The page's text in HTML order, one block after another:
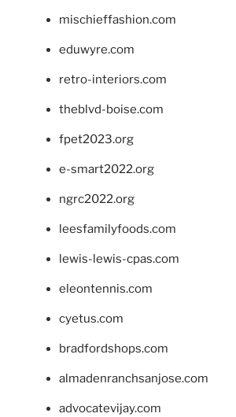
mischieffashion.com
eduwyre.com
retro-interiors.com
theblvd-boise.com
fpet2023.org
e-smart2022.org
ngrc2022.org
leesfamilyfoods.com
lewis-lewis-cpas.com
eleontennis.com
cyetus.com
bradfordshops.com
almadenranchsanjose.com
advocatevijay.com